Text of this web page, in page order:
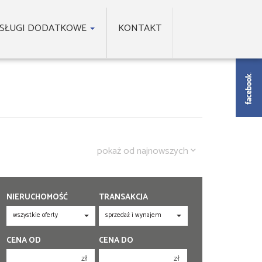
DODATKOWE KONTAKT
pokaż od najnowszych
NIERUCHOMOŚĆ TRANSAKCJA
CENA OD
zł
CENA DO
zł